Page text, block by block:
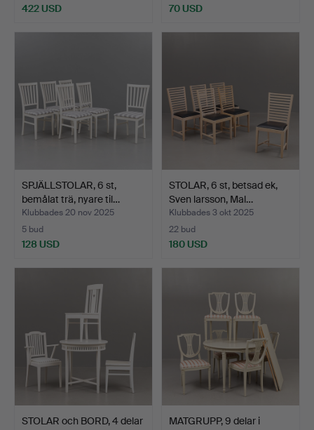
422 USD 70 USD
SPJÄLLSTOLAR, 6 st,
bemålat trä, nyare til…
Klubbades 20 nov 2025
5 bud
128 USD
STOLAR, 6 st, betsad ek,
Sven larsson, Mal…
Klubbades 3 okt 2025
22 bud
180 USD
STOLAR och BORD, 4 delar
MATGRUPP, 9 delar i